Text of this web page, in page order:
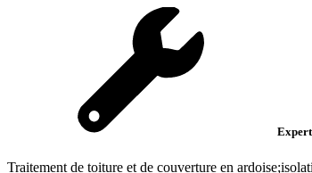
Traitement de toiture et de couverture en